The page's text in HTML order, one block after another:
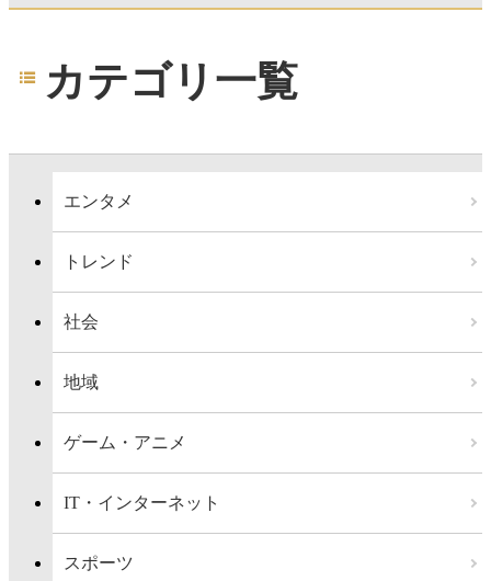
カテゴリ一覧
エンタメ
トレンド
社会
地域
ゲーム・アニメ
IT・インターネット
スポーツ